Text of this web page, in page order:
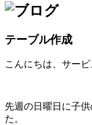
テーブル作成
こんにちは、サービ
先週の日曜日に子
た。